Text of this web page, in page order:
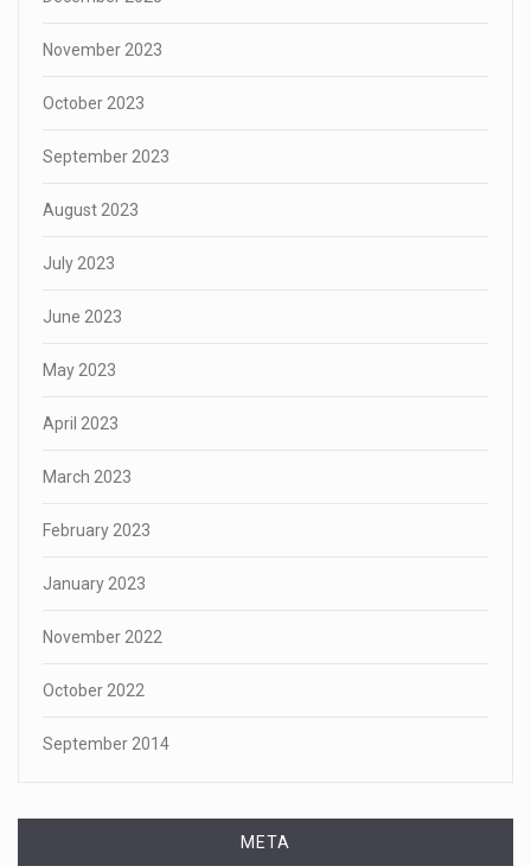
November 2023
October 2023
September 2023
August 2023
July 2023
June 2023
May 2023
April 2023
March 2023
February 2023
January 2023
November 2022
October 2022
September 2014
META